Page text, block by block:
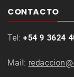
CONTACTO
Tel: +54 9 3624
Mail: